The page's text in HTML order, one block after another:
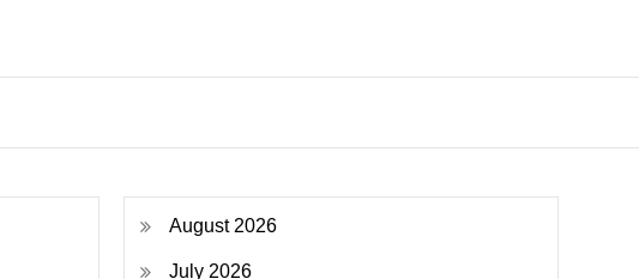
August 2026
July 2026